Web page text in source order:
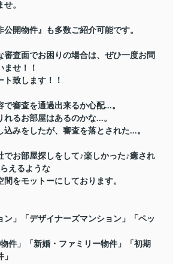
。
開物件』も多数ご紹介可能です。
査面でお困りの場合は、ぜひ一度お問
ませ！！
致します！！
で審査を通過出来るか心配...。
れるお部屋はあるのかな...。
込みをしたが、審査を落とされた...。
お部屋探しをして♪楽しかった♪癒され
えるような
をモットーにしております。
ン」「デザイナーズマンション」「ペッ
物件」「新婚・ファミリー物件」「初期